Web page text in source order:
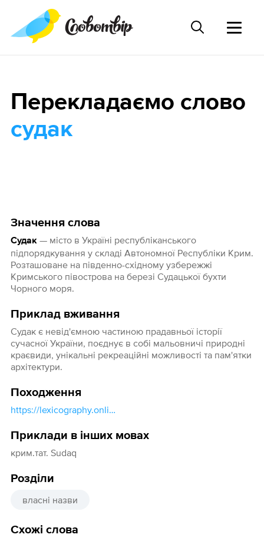
Значення слова
Судак— місто в Україні республіканського
підпорядкування у складі Автономної Республіки Крим.
Розташоване на південно-східному узбережжі
Кримського півострова на березі Судацької бухти
Чорного моря.
Приклад вживання
Судак є невід'ємною частиною прадавньої історії
сучасної України, поєднує в собі мальовничі природні
краєвиди, унікальні рекреаційні можливості та пам'ятки
архітектури.
Походження
https://lexicography.online/etymology/vasmer/с/судак-город
Приклади в інших мовах
крим.тат. Sudaq
Розділи
власні назви
Схожі слова
Перекладаємо слово
судак